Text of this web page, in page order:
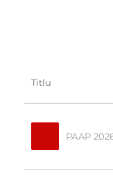
Titlu
PAAP